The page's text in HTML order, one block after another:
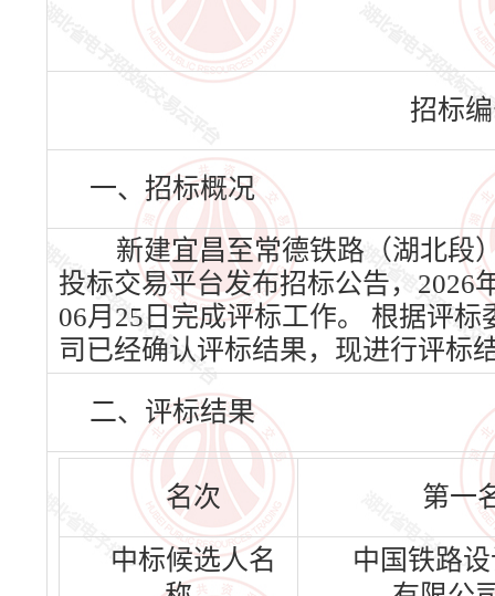
招标
一、招标概况
新建宜昌至常德铁路（湖北段
投标交易平台发布招标公告，2026
06月25日完成评标工作。 根据评
司已经确认评标结果，现进行评标
二、评标结果
名次 第一
中标候选人名
中国铁路